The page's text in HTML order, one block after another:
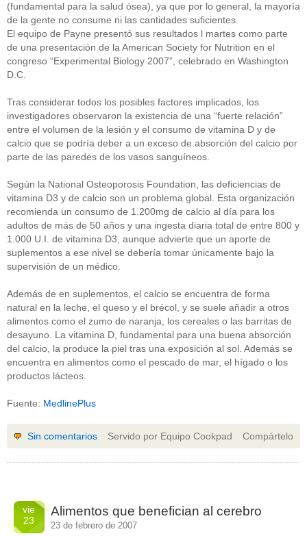
(fundamental para la salud ósea), ya que por lo general, la mayoría
de la gente no consume ni las cantidades suficientes.
El equipo de Payne presentó sus resultados l martes como parte
de una presentación de la American Society for Nutrition en el
congreso “Experimental Biology 2007”, celebrado en Washington
D.C.
Tras considerar todos los posibles factores implicados, los
investigadores observaron la existencia de una “fuerte relación”
entre el volumen de la lesión y el consumo de vitamina D y de
calcio que se podría deber a un exceso de absorción del calcio por
parte de las paredes de los vasos sanguíneos.
Según la National Osteoporosis Foundation, las deficiencias de
vitamina D3 y de calcio son un problema global. Esta organización
recomienda un consumo de 1.200mg de calcio al día para los
adultos de más de 50 años y una ingesta diaria total de entre 800 y
1.000 U.I. de vitamina D3, aunque advierte que un aporte de
suplementos a ese nivel se debería tomar únicamente bajo la
supervisión de un médico.
Además de en suplementos, el calcio se encuentra de forma
natural en la leche, el queso y el brécol, y se suele añadir a otros
alimentos como el zumo de naranja, los cereales o las barritas de
desayuno. La vitamina D, fundamental para una buena absorción
del calcio, la produce la piel tras una exposición al sol. Además se
encuentra en alimentos como el pescado de mar, el hígado o los
productos lácteos.
Fuente: MedlinePlus
Servido por Equipo Cookpad
Sin comentarios Compártelo
vie
23
Alimentos que benefician al cerebro
23 de febrero de 2007